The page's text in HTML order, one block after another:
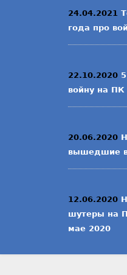
24.04.2021
года про
22.10.2020
войну на
20.06.2020
вышедшие
12.06.2020
шутеры на
мае 2020